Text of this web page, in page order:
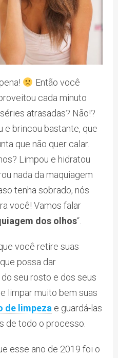
Então você
cada minuto
atrasadas? Não!?
e brincou bastante, que
que não quer calar.
Limpou e hidratou
nada da maquiagem
tenha sobrado, nós
você! Vamos falar
dos olhos“.
você retire suas
possa dar
seu rosto e dos seus
limpar muito bem suas
de limpeza e guardá-las
de todo o processo.
esse ano de 2019 foi o